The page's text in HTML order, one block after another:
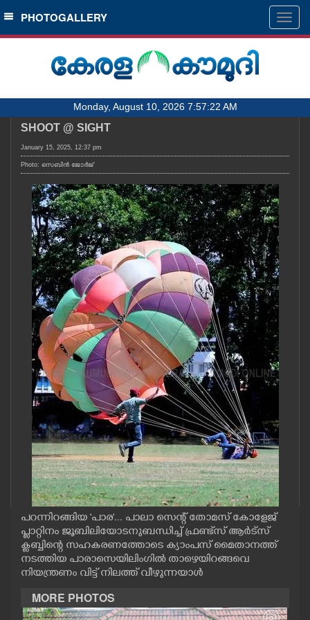
SECTIONS
HOME
NOTIFIED NEWS
KERALA
LOCAL
OBITUARY
NEWS 360
CASE DIARY
CINEMA
OPINION
PHOTOS
LIFESTYLE
SPIRITUAL
INFO+
ART
PHOTOGALLERY
Monday, August 10, 2026 7:57:22 AM
SHOOT @ SIGHT
January 15, 2025, 12:37 pm
Photo: സെബിൻ ജോർജ്
പറന്നിറങ്ങിയ 'പാര'... പാലാ സെന്റ് തോമസ് കോളേജ്
പ്ലാറ്റിനം ജൂബിലിയോടനുബന്ധിച്ച് ഫ്രണ്ട്‌സ് ആർട്സ്
ക്ലബ്ബിന്റെ സഹകരണത്തോടെ ക്യാംപസ് മൈതാനത്ത്
നടത്തിയ പാരാസെയിലിംഗിൽ താഴെയിറങ്ങവെ
നിയന്ത്രണം വിട്ട് നിലത്ത് വീഴുന്നയാൾ
MORE PHOTOS